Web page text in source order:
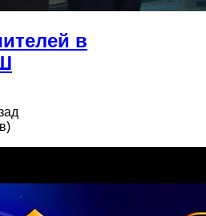
в